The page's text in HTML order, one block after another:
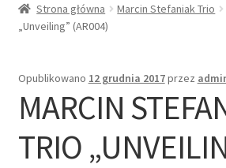
O NAS
Polski
Strona główna Marcin Stefaniak Trio
„Unveiling” (AR004)
Opublikowano 12 grudnia 2017przez
MARCIN
TRIO